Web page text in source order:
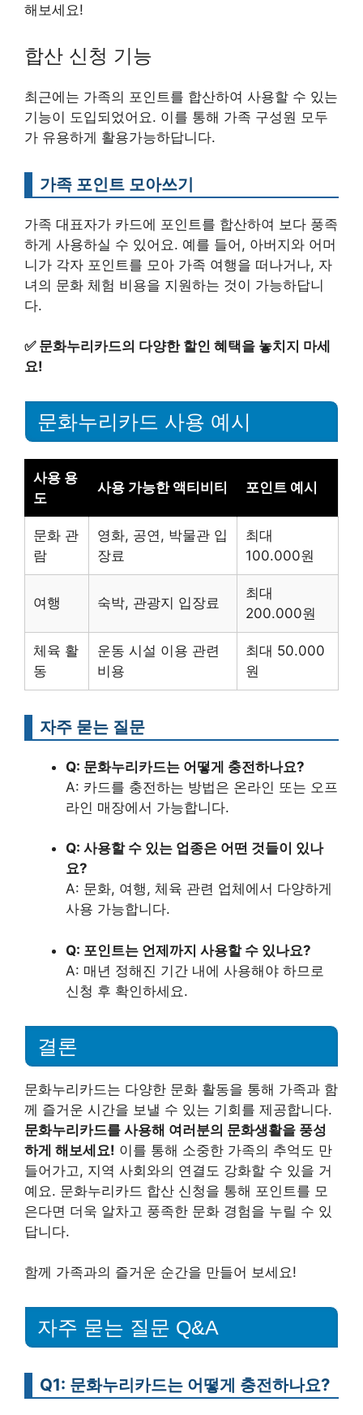
해보세요!
합산 신청 기능
최근에는 가족의 포인트를 합산하여 사용할 수 있는
기능이 도입되었어요. 이를 통해 가족 구성원 모두
가 유용하게 활용가능하답니다.
가족 포인트 모아쓰기
가족 대표자가 카드에 포인트를 합산하여 보다 풍족
하게 사용하실 수 있어요. 예를 들어, 아버지와 어머
니가 각자 포인트를 모아 가족 여행을 떠나거나, 자
녀의 문화 체험 비용을 지원하는 것이 가능하답니
다.
✅ 문화누리카드의 다양한 할인 혜택을 놓치지 마세
요!
문화누리카드 사용 예시
사용 용
도
사용 가능한 액티비티 포인트 예시
문화 관
람
영화, 공연, 박물관 입
장료
최대
100.000원
여행 숙박, 관광지 입장료
최대
200.000원
체육 활
동
운동 시설 이용 관련
비용
최대 50.000
원
자주 묻는 질문
Q: 문화누리카드는 어떻게 충전하나요?
A: 카드를 충전하는 방법은 온라인 또는 오프
라인 매장에서 가능합니다.
Q: 사용할 수 있는 업종은 어떤 것들이 있나
요?
A: 문화, 여행, 체육 관련 업체에서 다양하게
사용 가능합니다.
Q: 포인트는 언제까지 사용할 수 있나요?
A: 매년 정해진 기간 내에 사용해야 하므로
신청 후 확인하세요.
결론
문화누리카드는 다양한 문화 활동을 통해 가족과 함
께 즐거운 시간을 보낼 수 있는 기회를 제공합니다.
문화누리카드를 사용해 여러분의 문화생활을 풍성
하게 해보세요! 이를 통해 소중한 가족의 추억도 만
들어가고, 지역 사회와의 연결도 강화할 수 있을 거
예요. 문화누리카드 합산 신청을 통해 포인트를 모
은다면 더욱 알차고 풍족한 문화 경험을 누릴 수 있
답니다.
함께 가족과의 즐거운 순간을 만들어 보세요!
자주 묻는 질문 Q&A
Q1: 문화누리카드는 어떻게 충전하나요?